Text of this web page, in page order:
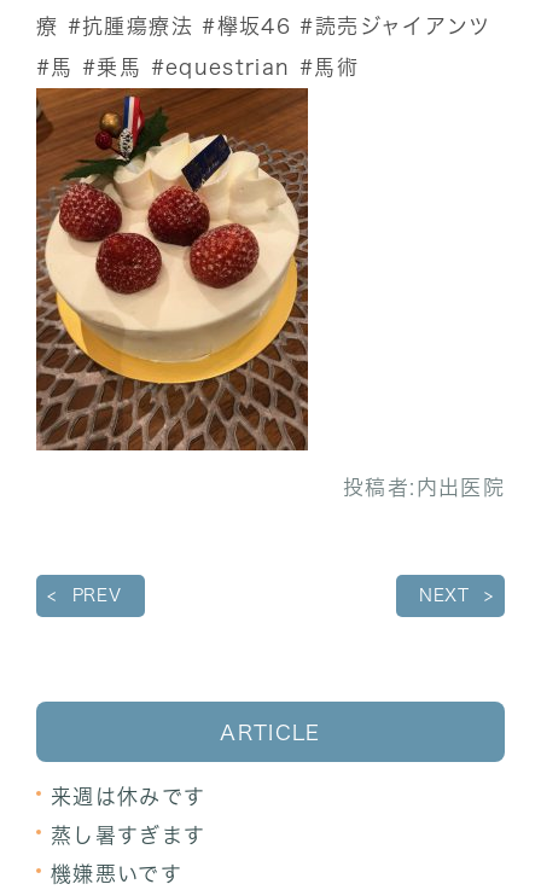
療 #抗腫瘍療法 #欅坂46 #読売ジャイアンツ
#馬
#乗馬 #equestrian #馬術
投稿者: 内出医院
PREV NEXT
ARTICLE
来週は休みです
蒸し暑すぎます
機嫌悪いです